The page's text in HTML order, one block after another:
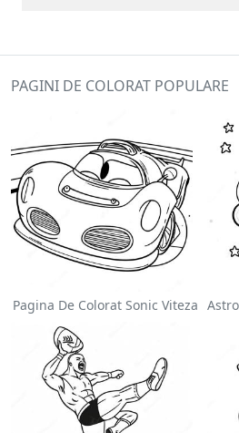
PAGINI DE COLORAT POPULARE
Pagina De Colorat Sonic Viteza